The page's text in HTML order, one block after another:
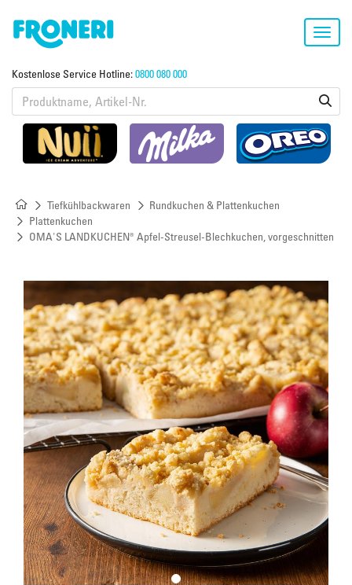
Kostenlose Service Hotline:0800 080 000
Tiefkühlbackwaren
Rundkuchen & Plattenkuchen
Plattenkuchen
OMA'S LANDKUCHEN® Apfel-Streusel-Blechkuchen, vorgeschnitten